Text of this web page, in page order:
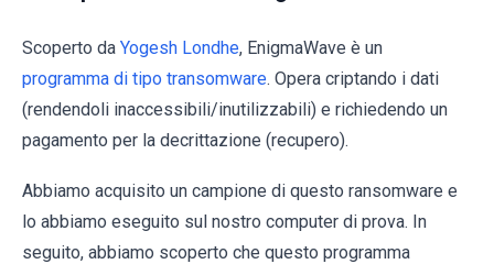
Scoperto da Yogesh Londhe, EnigmaWave è un
programma di tipo transomware. Opera criptando i dati
(rendendoli inaccessibili/inutilizzabili) e richiedendo un
pagamento per la decrittazione (recupero).
Abbiamo acquisito un campione di questo ransomware e
lo abbiamo eseguito sul nostro computer di prova. In
seguito, abbiamo scoperto che questo programma